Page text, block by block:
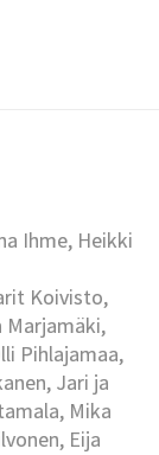
Ihme, Heikki
Koivisto,
Marjamäki,
Pihlajamaa,
Jari ja
Mika
Eija